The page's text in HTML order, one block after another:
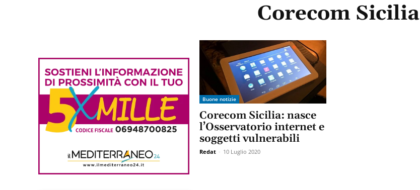
Corecom Sicilia
Buone notizie
Corecom Sicilia: nasce
l’Osservatorio internet e
soggetti vulnerabili
Redat - 10 Luglio 2020